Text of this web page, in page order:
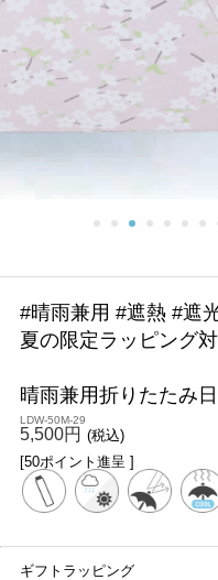
#晴雨兼用 #遮熱 #遮
夏の限定ラッピング
晴雨兼用折りたたみ
LDW-50M-29
5,500円 (税込)
[50ポイント進呈 ]
ギフトラッピング